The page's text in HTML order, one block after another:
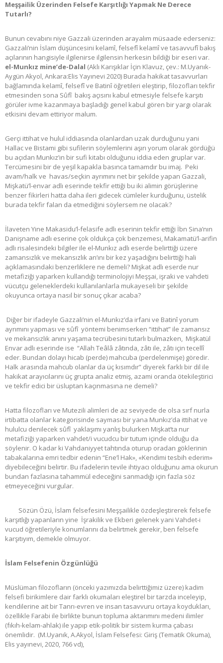
Meşşailik Üzerinden Felsefe Karşıtlığı Yapmak Ne Derece
Tutarlı?
Bunun cevabını niye Gazzali üzerinden arayalım müsaade ederseniz:
Gazzali’nin İslam düşüncesini kelamî, felsefî kelamî ve tasavvufî bakış
açılarının hangisiyle ilgilenirse ilgilensin herkesin bildiği bir eseri var.
el-Munkız mine’de-Dalal (Aklı Karışıklar İçin Klavuz, çev.: M.Uyanık-
Aygün Akyol, Ankara:Elis Yayınevi 2020) Burada hakikat tasavvurları
bağlamında kelamî, felsefî ve Batinî öğretileri eleştirip, filozofları tekfir
etmesinden sona Sûfî bakış açısını kabul etmesiyle felsefe karşıtı
görüler ivme kazanmaya başladığı genel kabul gören bir yargı olarak
etkisini devam ettiriyor malum.
Gerçi ittihat ve hulul iddiasında olanlardan uzak durduğunu yani
Hallac ve Bistami gibi sufilerin söylemlerini aşırı yorum olarak gördüğü
bu açıdan Munkız’ın bir sufi kitabı olduğunu iddia eden gruplar var.
Tercümesini bir de yeşil kapakla basınca tamamdır bu imaj. Peki
avam/halk ve havas/seçkin ayrımını net bir şekilde yapan Gazzali,
Mişkatü’l-envar adlı eserinde tekfir ettiği bu iki alimin görüşlerine
benzer fikirleri hatta daha ileri gidecek cümleler kurduğunu, üstelik
burada tekfir falan da etmediğini söylersem ne olacak?
İlaveten Yine Makasidu’l-felasife adlı eserinin tekfir ettiği İbn Sina’nın
Danişname adlı eserine çok oldukça çok benzemesi, Makamatü’l-arifin
adlı risalesindeki bilgiler ile el-Munkız adlı eserde belirttiği üzere
zamansızlık ve mekansızlık an’ını bir kez yaşadığını belirttiği hali
açıklamasındaki benzerliklere ne demeli? Mişkat adlı eserde nur
metafiziği yaparken kullandığı terminolojiyi Meşşai, işraki ve vahdeti
vücutçu geleneklerdeki kullanılanlarla mukayeseli bir şekilde
okuyunca ortaya nasıl bir sonuç çıkar acaba?
Diğer bir ifadeyle Gazzali’nin el-Munkız’da irfani ve Batinî yorum
ayrımını yapması ve sûfî yöntemi benimserken “ittihat” ile zamansız
ve mekansızlık anını yaşama tecrübesini tutarlı bulmazken, Mişkatül
Envar adlı eserinde ise “Allah Teâlâ zâtında, zâtı ile, zâtı için tecellî
eder. Bundan dolayı hicab (perde) mahcuba (perdelenmişe) göredir.
Halk arasında mahcub olanlar da üç kısımdır” diyerek farklı bir dil ile
hakikat arayıcılarını üç grupta analiz etmiş, azami oranda ötekileştirici
ve tekfir edici bir üsluptan kaçınmasına ne demeli?
Hatta filozofları ve Mutezili alimleri de az seviyede de olsa sırf nurla
irtibatta olanlar kategorisinde sayması bir yana Munkız’da ittihat ve
hululcu denilecek sûfî yaklaşımı yanlış bulurken Mişkat’ta nur
metafiziği yaparken vahdet/i vucudcu bir tutum içinde olduğu da
söylenir. O kadar ki Vahdaniyyet tahtında oturup oradan göklerinin
tabakalarına emri tedbir edenin “Ene’l Hak», «Kendimi tesbih ederim»
diyebileceğini belirtir. Bu ifadelerin tevile ihtiyacı olduğunu ama okurun
bundan fazlasına tahammül edeceğini sanmadığı için fazla söz
etmeyeceğini vurgular.
Sözün Özü, İslam felsefesini Meşşailikle özdeşleştirerek felsefe
karşıtlığı yapanların yine İşrakilik ve Ekberi gelenek yani Vahdet-i
vucud öğretileriyle konumlarını da belirtmek gerekir, ben felsefe
karşıtıyım, demekle olmuyor.
İslam Felsefenin Özgünlüğü
Müslüman filozofların (önceki yazımızda belirttiğimiz üzere) kadim
felsefi birikimlere dair farklı okumaları eleştirel bir tarzda inceleyip,
kendilerine ait bir Tanrı-evren ve insan tasavvuru ortaya koydukları,
özellikle Farabi ile birlikte bunun topluma aktarımını medeni ilimler
(fıkıh-kelam-ahlak) ile yapıp etik-politik bir sistem kurma çabası
önemlidir. (M.Uyanık, A.Akyol, İslam Felsefesi: Giriş (Tematik Okuma),
Elis yayınevi, 2020, 766 vd),